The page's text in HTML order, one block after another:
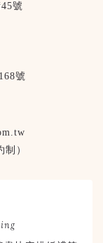
號
號
）